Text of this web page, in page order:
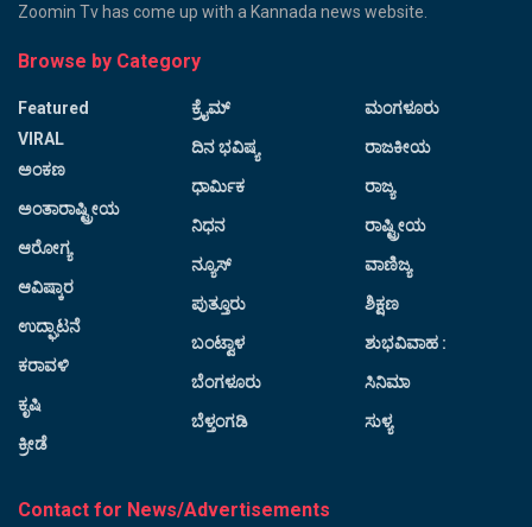
Zoomin Tv has come up with a Kannada news website.
Browse by Category
Featured
VIRAL
ಅಂಕಣ
ಅಂತಾರಾಷ್ಟ್ರೀಯ
ಆರೋಗ್ಯ
ಆವಿಷ್ಕಾರ
ಉದ್ಘಾಟನೆ
ಕರಾವಳಿ
ಕೃಷಿ
ಕ್ರೀಡೆ
ಕ್ರೈಮ್
ದಿನ ಭವಿಷ್ಯ
ಧಾರ್ಮಿಕ
ನಿಧನ
ನ್ಯೂಸ್
ಪುತ್ತೂರು
ಬಂಟ್ವಾಳ
ಬೆಂಗಳೂರು
ಬೆಳ್ತಂಗಡಿ
ಮಂಗಳೂರು
ರಾಜಕೀಯ
ರಾಜ್ಯ
ರಾಷ್ಟ್ರೀಯ
ವಾಣಿಜ್ಯ
ಶಿಕ್ಷಣ
ಶುಭವಿವಾಹ :
ಸಿನಿಮಾ
ಸುಳ್ಯ
Contact for News/Advertisements